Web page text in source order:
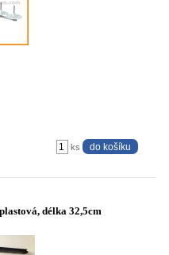
ks
délka 32,5cm